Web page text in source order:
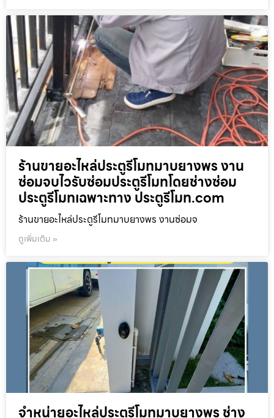
ร้านขายอะไหล่ประตูรีโมทมาบยางพร งาน
ซ่อมจบไวรับซ่อมประตูรีโมทโดยช่างซ่อม
ประตูรีโมทเฉพาะทาง ประตูรีโมท.com
ร้านขายอะไหล่ประตูรีโมทมาบยางพร งานซ่อมจ
ดูเพิ่มเติม »
จำหน่ายอะไหล่ประตูรีโมทมาบยางพร ช่าง